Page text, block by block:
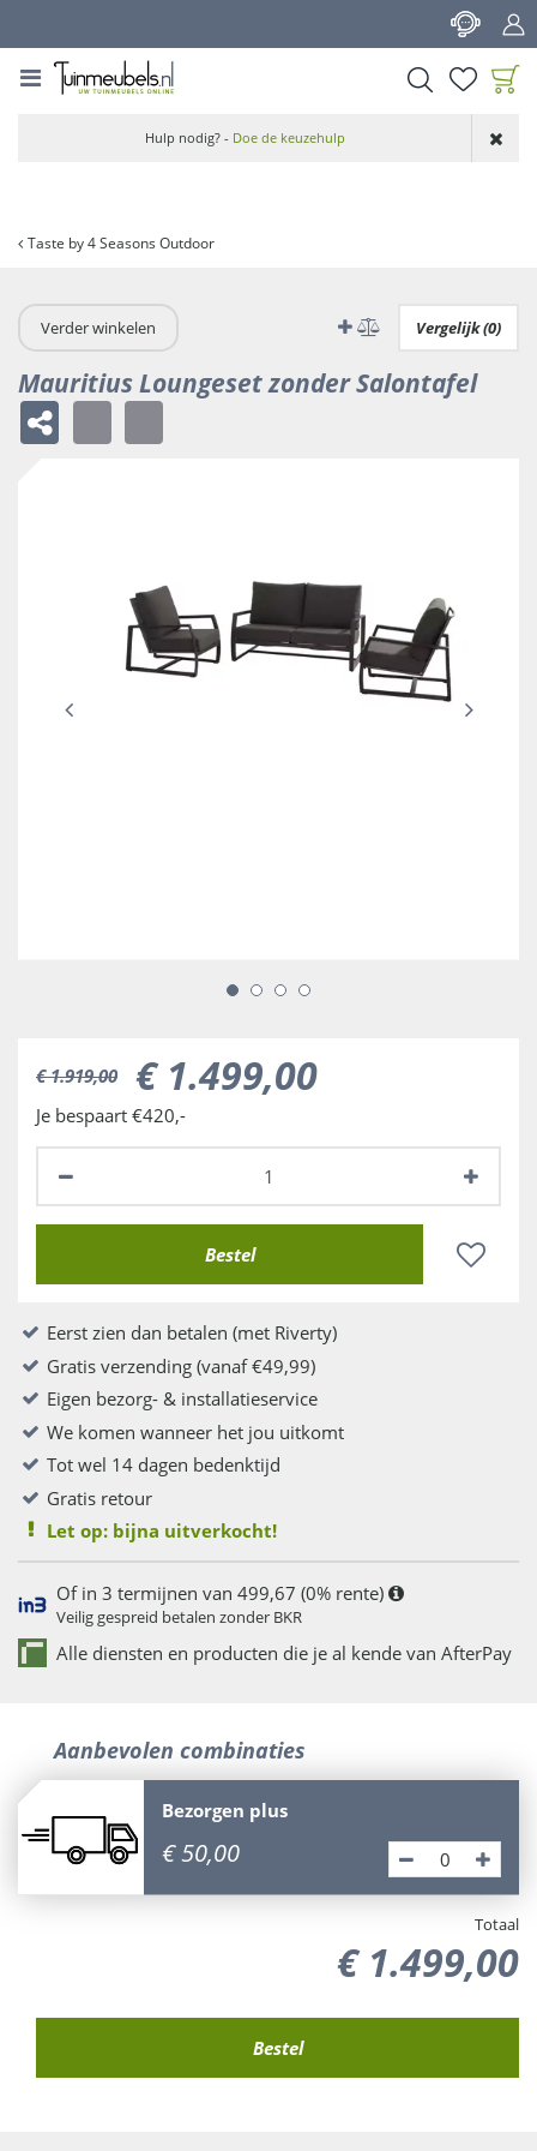
Taste by 4 Seasons Outdoor
aan wensenlijst
Hulp nodig? - Doe de keuzehulp
Verder winkelen Vergelijk (0)
Mauritius Loungeset zonder Salontafel
€ 1.919,00 € 1.499,00
Je bespaart €420,-
Eerst zien dan betalen (met Riverty)
Gratis verzending (vanaf €49,99)
Eigen bezorg- & installatieservice
We komen wanneer het jou uitkomt
Tot wel 14 dagen bedenktijd
Gratis retour
Let op: bijna uitverkocht!
Of in 3 termijnen van 499,67 (0% rente)
Veilig gespreid betalen zonder BKR
Alle diensten en producten die je al kende van AfterPay
Aanbevolen combinaties
Bezorgen plus
€ 50,00
Totaal
€ 1.499,00